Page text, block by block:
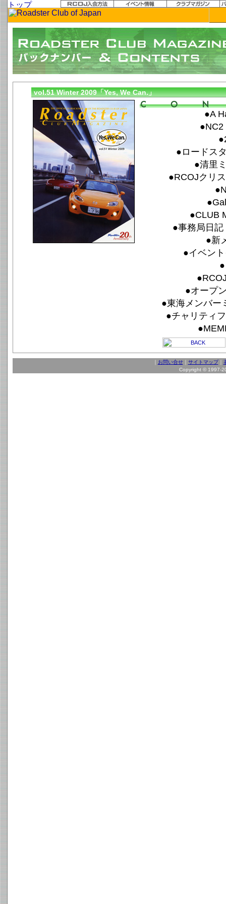
vol.51 Winter 2009「Yes, We Can.」
●A
●NC2
●ロードス
●清里
●RCOJクリ
●CLUB
●事務局日
●新
●イベン
●オープ
●東海メンバー
●チャリティ
お問い合せ｜ サイトマップ｜
Copyright © 1997-